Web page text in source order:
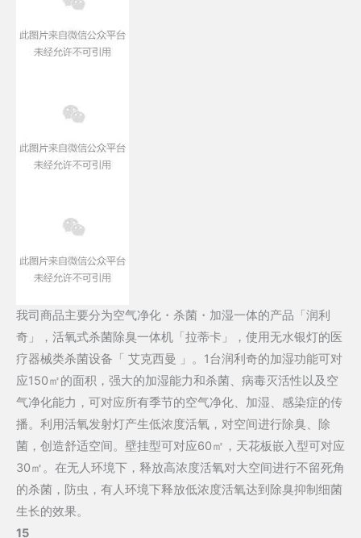
我司商品主要分为空气净化・杀菌・加湿一体的产品「润利
奇」，活氧式杀菌除臭一体机「拉蒂卡」，使用无水银灯的医
疗器械类杀菌设备「 艾克西曼 」。1台润利奇的加湿功能可对
应150㎡的面积，强大的加湿能力和杀菌、病毒灭活性以及空
气净化能力，可对应所有季节的空气净化、加湿、感染症的传
播。利用活氧发射灯产生低浓度活氧，对空间进行除臭、除
菌，创造舒适空间。壁挂型可对应60㎡，天花板嵌入型可对应
30㎡。在无人环境下，释放高浓度活氧对大空间进行不留死角
的杀菌，防虫，有人环境下释放低浓度活氧达到除臭抑制细菌
生长的效果。
15